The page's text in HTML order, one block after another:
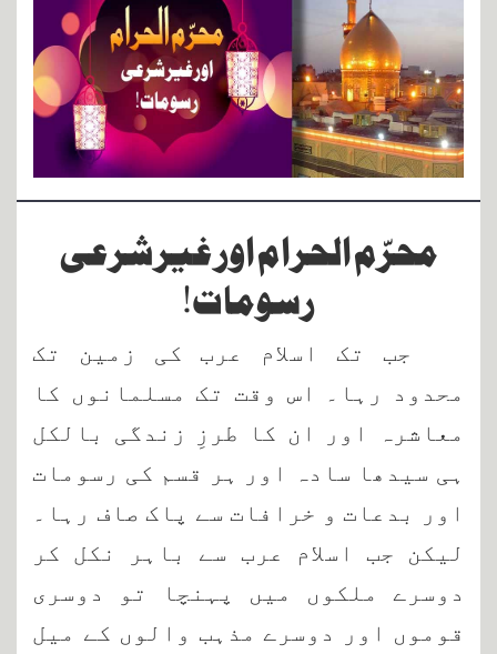
Donation
Blog
Magazine
Departments
Our Websites
محرّم الحرام اور غیر شرعی
رسومات!
جب تک اسلام عرب کی زمین تک
محدود رہا۔ اس وقت تک مسلمانوں کا
معاشرہ اور ان کا طرزِ زندگی بالکل
ہی سیدھا سادہ اور ہر قسم کی رسومات
اور بدعات و خرافات سے پاک صاف رہا۔
لیکن جب اسلام عرب سے باہر نکل کر
دوسرے ملکوں میں پہنچا تو دوسری
قوموں اور دوسرے مذہب والوں کے میل